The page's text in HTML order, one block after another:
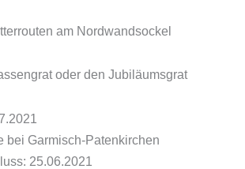
am Nordwandsockel
oder den Jubiläumsgrat
bei Garmisch-Patenkirchen
25.06.2021